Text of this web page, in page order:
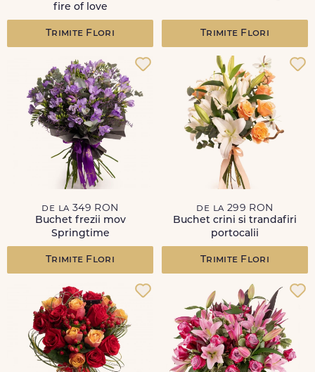
fire of love
Trimite Flori Trimite Flori
de la 349 RON
Buchet frezii mov
Springtime
Trimite Flori
de la 299 RON
Buchet crini si trandafiri
portocalii
Trimite Flori